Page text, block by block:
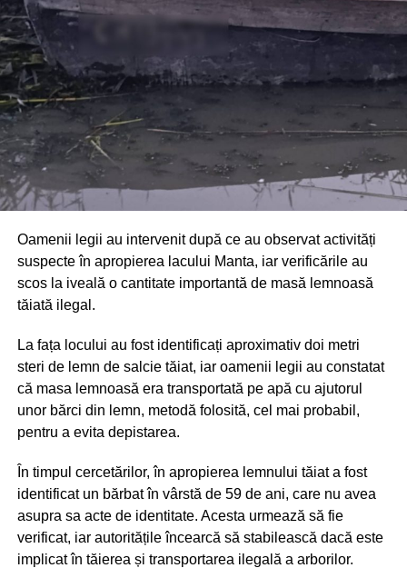
comunității au mulțumit atât pompierilor din Drochia, cât și
localnicilor care au intervenit prompt și au contribuit la
limitarea pagubelor.
Oamenii legii au intervenit după ce au observat activități
suspecte în apropierea lacului Manta, iar verificările au
scos la iveală o cantitate importantă de masă lemnoasă
tăiată ilegal.
La fața locului au fost identificați aproximativ doi metri
steri de lemn de salcie tăiat, iar oamenii legii au constatat
că masa lemnoasă era transportată pe apă cu ajutorul
unor bărci din lemn, metodă folosită, cel mai probabil,
pentru a evita depistarea.
În timpul cercetărilor, în apropierea lemnului tăiat a fost
identificat un bărbat în vârstă de 59 de ani, care nu avea
asupra sa acte de identitate. Acesta urmează să fie
verificat, iar autoritățile încearcă să stabilească dacă este
implicat în tăierea și transportarea ilegală a arborilor.